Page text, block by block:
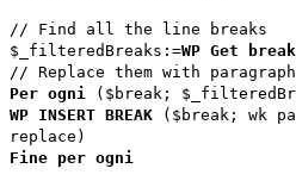
// Find all the line breaks
$_filteredBreaks :=WP Get
// Replace them with
Per ogni ( $break ;
WP INSERT BREAK ( $break ; wk
replace )
Fine per ogni